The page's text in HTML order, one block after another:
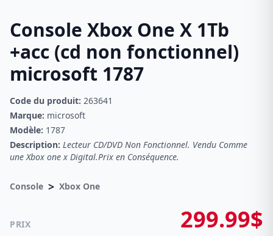
Console Xbox One X 1Tb
+acc (cd non fonctionnel)
microsoft 1787
Code du produit: 263641
Marque: microsoft
Modèle: 1787
Description: Lecteur CD/DVD Non Fonctionnel. Vendu Comme
une Xbox one x Digital.Prix en Conséquence.
Console > Xbox One
PRIX 299.99$